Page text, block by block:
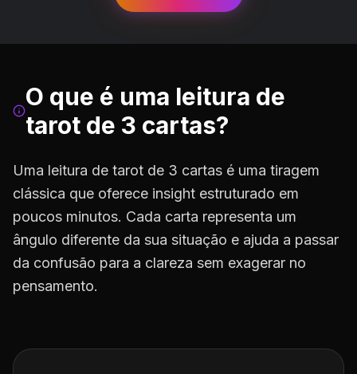
O que é uma leitura de
tarot de 3 cartas?
Uma leitura de tarot de 3 cartas é uma tiragem
clássica que oferece insight estruturado em
poucos minutos. Cada carta representa um
ângulo diferente da sua situação e ajuda a passar
da confusão para a clareza sem exagerar no
pensamento.